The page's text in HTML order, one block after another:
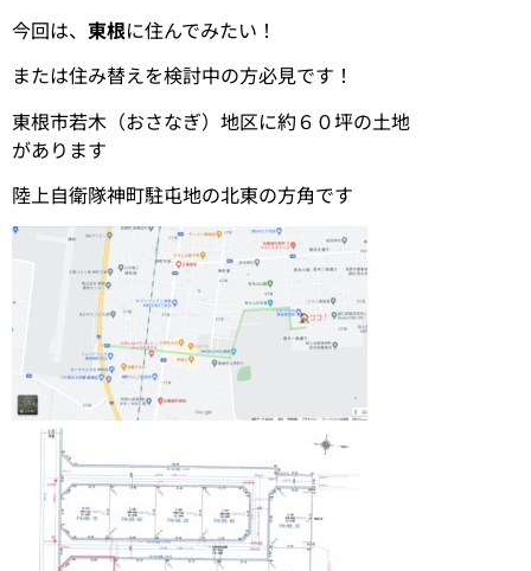
今回は、 東根に住んでみたい！
または住み替えを検討中の方必見です！
東根市若木（おさなぎ）地区に約６０坪の土地
があります
陸上自衛隊神町駐屯地の北東の方角です